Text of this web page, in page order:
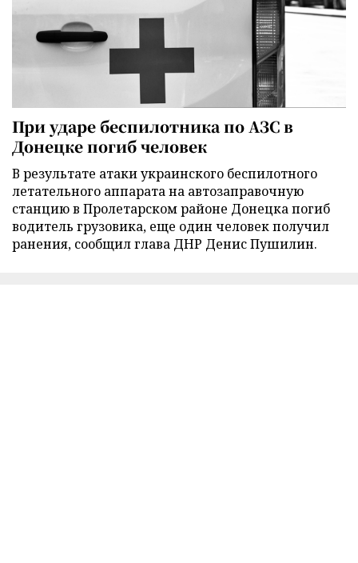
При ударе беспилотника по АЗС в
Донецке погиб человек
В результате атаки украинского беспилотного
летательного аппарата на автозаправочную
станцию в Пролетарском районе Донецка погиб
водитель грузовика, еще один человек получил
ранения, сообщил глава ДНР Денис Пушилин.